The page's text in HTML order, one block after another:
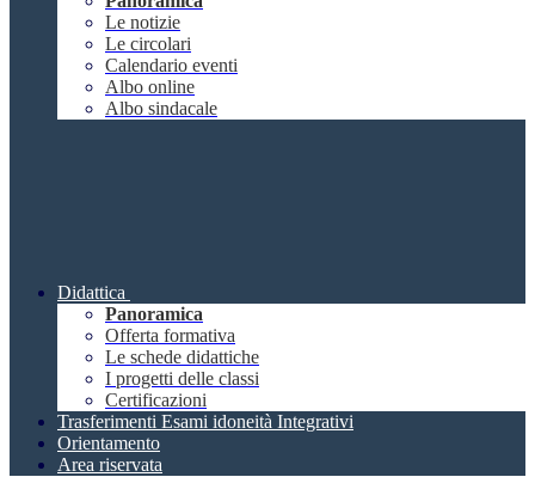
Le notizie
Le circolari
Calendario eventi
Albo online
Albo sindacale
Didattica
Panoramica
Offerta formativa
Le schede didattiche
I progetti delle classi
Certificazioni
Trasferimenti Esami idoneità Integrativi
Orientamento
Area riservata